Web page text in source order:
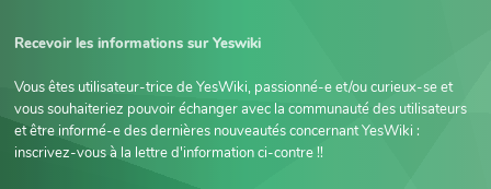
Recevoir les informations sur Yeswiki
Vous êtes utilisateur-trice de YesWiki, passionné-e et/ou curieux-se et
vous souhaiteriez pouvoir échanger avec la communauté des utilisateurs
et être informé-e des dernières nouveautés concernant YesWiki :
inscrivez-vous à la lettre d'information ci-contre !!